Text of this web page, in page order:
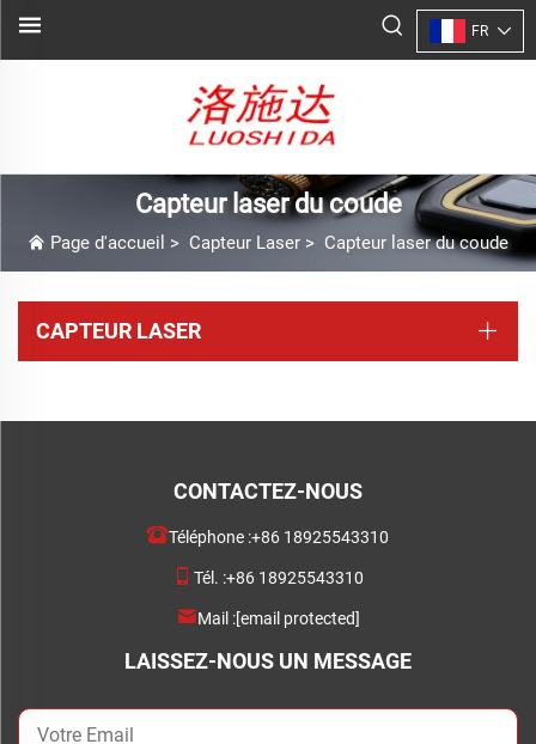
FR
Capteur laser du coude
Page d'accueil > Capteur Laser > Capteur laser du coude
CAPTEUR LASER
CONTACTEZ-NOUS
Téléphone :+86 18925543310
Tél. :+86 18925543310
Mail :[email protected]
LAISSEZ-NOUS UN MESSAGE